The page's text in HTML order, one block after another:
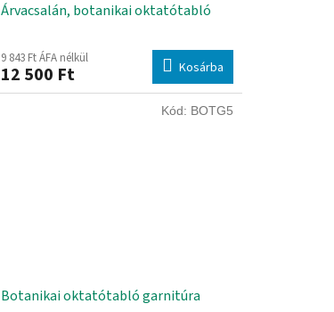
Árvacsalán, botanikai oktatótabló
9 843 Ft ÁFA nélkül
12 500 Ft Kosárba
Botanikai oktatótabló garnitúra
Kód: BOTG5